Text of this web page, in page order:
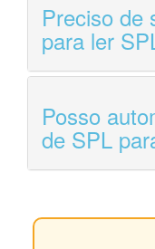
Preciso de
para ler
Posso
de SPL